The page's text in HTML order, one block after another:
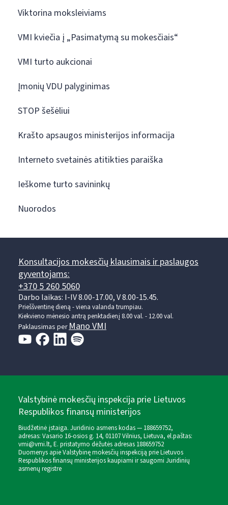
Viktorina moksleiviams
VMI kviečia į „Pasimatymą su mokesčiais“
VMI turto aukcionai
Įmonių VDU palyginimas
STOP šešėliui
Krašto apsaugos ministerijos informacija
Interneto svetainės atitikties paraiška
Ieškome turto savininkų
Nuorodos
Konsultacijos mokesčių klausimais ir paslaugos
gyventojams:
+370 5 260 5060
Darbo laikas: I-IV 8.00-17.00, V 8.00-15.45.
Prieššventinę dieną - viena valanda trumpiau.
Kiekvieno mėnesio antrą penktadienį 8.00 val. - 12.00 val.
Paklausimas perMano VMI
Valstybinė mokesčių inspekcija prie Lietuvos
Respublikos finansų ministerijos
Biudžetinė įstaiga. Juridinio asmens kodas — 188659752,
adresas: Vasario 16-osios g. 14, 01107 Vilnius, Lietuva, el.paštas:
vmi@vmi.lt, E. pristatymo dėžutės adresas 188659752
Duomenys apie Valstybinę mokesčių inspekciją prie Lietuvos
Respublikos finansų ministerijos kaupiami ir saugomi Juridinių
asmenų registre